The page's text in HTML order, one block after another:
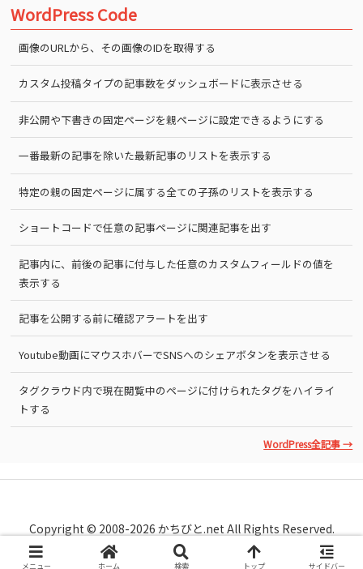
WordPress Code
画像のURLから、その画像のIDを取得する
カスタム投稿タイプの記事数をダッシュボードに表示させる
非公開や下書きの固定ページを親ページに設定できるようにする
一番最新の記事を除いた最新記事のリストを表示する
特定の親の固定ページに属する全ての子孫のリストを表示する
ショートコードで任意の記事ページに関連記事を出す
記事内に、前後の記事に付与した任意のカスタムフィールドの値を
表示する
記事を公開する前に確認アラートを出す
Youtube動画にマウスホバーでSNSへのシェアボタンを表示させる
タグクラウド内で現在閲覧中のページに付けられたタグをハイライ
トする
WordPress全記事 →
Copyright © 2008-2026 かちびと.net All Rights Reserved.
メニュー ホーム 検索 トップ サイドバー